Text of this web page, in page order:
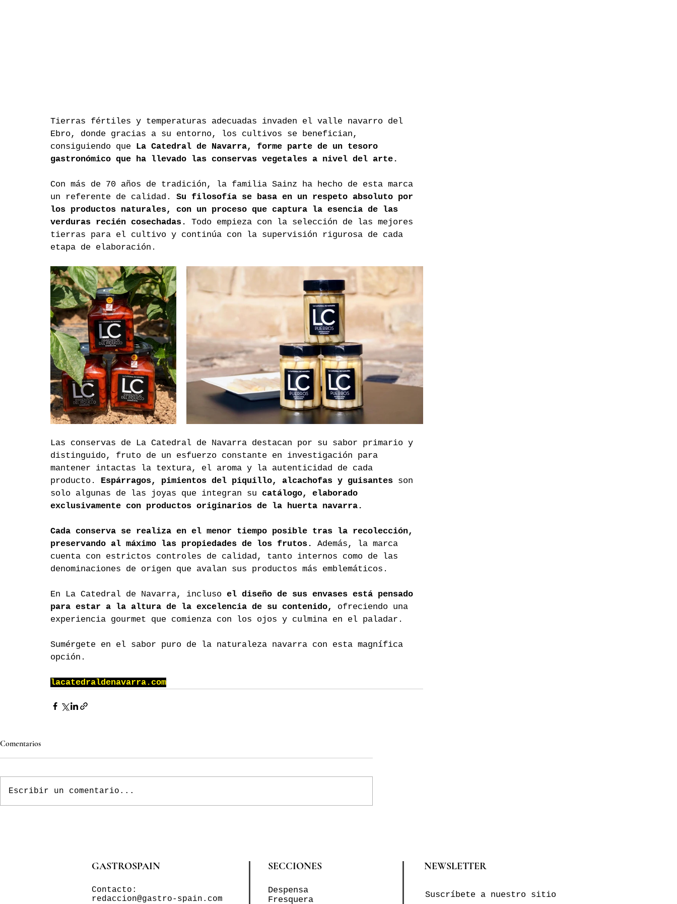
Tierras fértiles y temperaturas adecuadas invaden el valle navarro del
Ebro, donde gracias a su entorno, los cultivos se benefician,
consiguiendo que La Catedral de Navarra, forme parte de un tesoro
gastronómico que ha llevado las conservas vegetales a nivel del arte.
Con más de 70 años de tradición, la familia Sainz ha hecho de esta marca
un referente de calidad. Su filosofía se basa en un respeto absoluto por
los productos naturales, con un proceso que captura la esencia de las
verduras recién cosechadas.
Todo empieza con la selección de las mejores
tierras para el cultivo y continúa con la supervisión rigurosa de cada
etapa de elaboración.
Las conservas de La Catedral de Navarra destacan por su sabor primario y
distinguido, fruto de un esfuerzo constante en investigación para
mantener intactas la textura, el aroma y la autenticidad de cada
producto. Espárragos, pimientos del piquillo, alcachofas y guisantes son
solo algunas de las joyas que integran su catálogo, elaborado
exclusivamente con productos originarios de la huerta navarra.
Cada conserva se realiza en el menor tiempo posible tras la recolección,
preservando al máximo las propiedades de los frutos. Además, la marca
cuenta con estrictos controles de calidad, tanto internos como de las
denominaciones de origen que avalan sus productos más emblemáticos.
En La Catedral de Navarra, incluso el diseño de sus envases está pensado
para estar a la altura de la excelencia de su contenido, ofreciendo una
experiencia gourmet que comienza con los ojos y culmina en el paladar.
Sumérgete en el sabor puro de la naturaleza navarra con esta magnífica
opción.
lacatedraldenavarra.com
Comentarios
Escribir un comentario...
GASTROSPAIN
Contacto:
redaccion@gastro-spain.com
SECCIONES
Despensa
Fresquera
NEWSLETTER
Suscríbete a nuestro sitio